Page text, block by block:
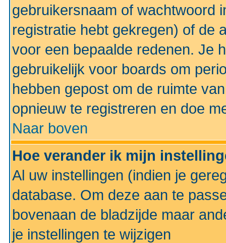
gebruikersnaam of wachtwoord
registratie hebt gekregen) of de
voor een bepaalde redenen. Je
gebruikelijk voor boards om
hebben gepost om de ruimte
opnieuw te registreren en doe
Naar boven
Hoe verander ik mijn
Al uw instellingen (indien je
database. Om deze aan te
bovenaan de bladzijde maar
je instellingen te wijzigen